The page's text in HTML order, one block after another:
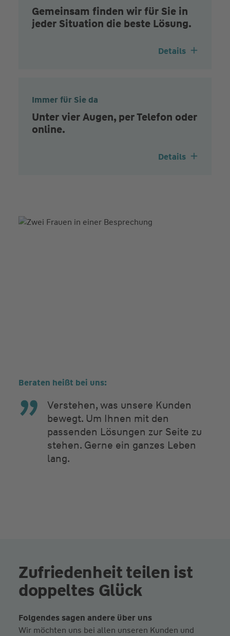
Gemeinsam finden wir für Sie in
jeder Situation die beste Lösung.
Details
Immer für Sie da
Unter vier Augen, per Telefon oder
online.
Details
Beraten heißt bei uns:
Verstehen, was unsere Kunden
bewegt. Um Ihnen mit den
passenden Lösungen zur Seite zu
stehen. Gerne ein ganzes Leben
lang.
Zufriedenheit teilen ist
doppeltes Glück
Folgendes sagen andere über uns
Wir möchten uns bei allen unseren Kunden und